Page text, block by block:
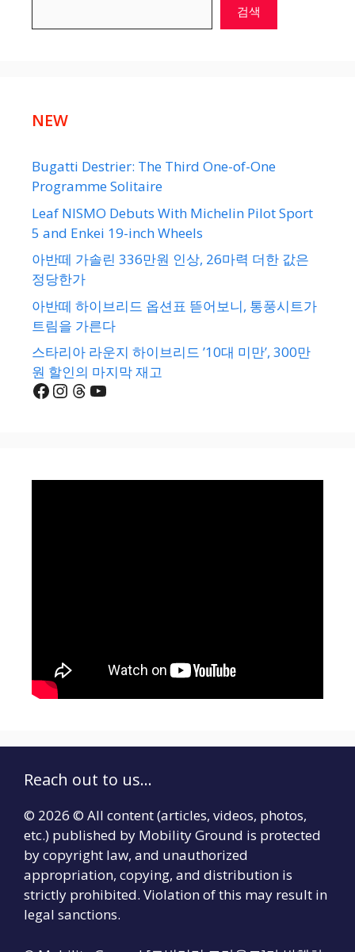
검색
NEW
Bugatti Destrier: The Third One-of-One
Programme Solitaire
Leaf NISMO Debuts With Michelin Pilot Sport
5 and Enkei 19-inch Wheels
아반떼 가솔린 336만원 인상, 26마력 더한 값은
정당한가
아반떼 하이브리드 옵션표 뜯어보니, 통풍시트가
트림을 가른다
스타리아 라운지 하이브리드 ’10대 미만’, 300만
원 할인의 마지막 재고
Facebook
Instagram
Threads
YouTube
Reach out to us...
© 2026 © All content (articles, videos, photos,
etc.) published by Mobility Ground is protected
by copyright law, and unauthorized
appropriation, copying, and distribution is
strictly prohibited. Violation of this may result in
legal sanctions.